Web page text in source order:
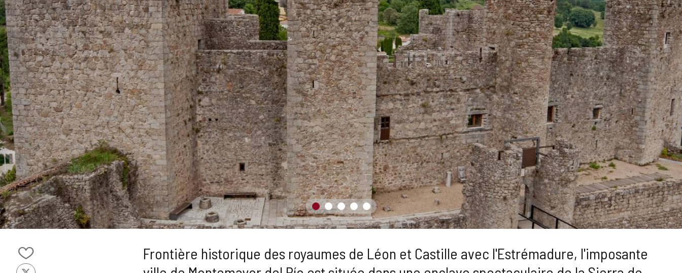
Ajouter/retirer
le
Frontière historique des royaumes de Léon et Castille avec l'Estrémadure, l'imposante